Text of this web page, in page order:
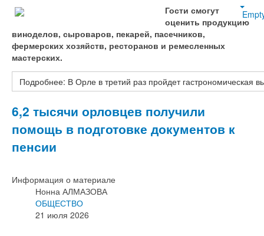
Гости смогут
оценить продукцию
виноделов, сыроваров, пекарей, пасечников,
фермерских хозяйств, ресторанов и ремесленных
мастерских.
Подробнее: В Орле в третий раз пройдет гастрономическая
6,2 тысячи орловцев получили
помощь в подготовке документов к
пенсии
Информация о материале
Нонна АЛМАЗОВА
ОБЩЕСТВО
21 июля 2026